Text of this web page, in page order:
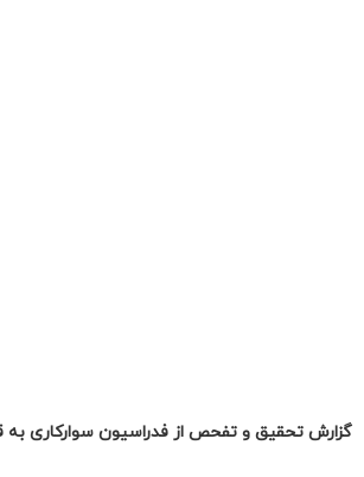
گزارش تحقیق و تفحص از فدراسیون سوارکاری به